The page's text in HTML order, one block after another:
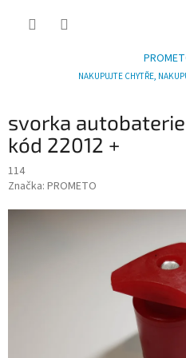
NAKUPUJTE CHYTŘE,
svorka
kód 22012 +
114
Značka: PROMETO